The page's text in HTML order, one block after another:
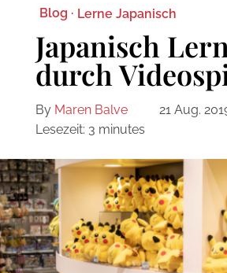
Blog · Lerne Japanisch
Japanisch
durch
By Maren Balve
21 Aug.
Lesezeit: 3 minutes